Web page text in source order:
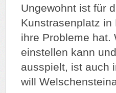
Ungewohnt ist für
Kunstrasenplatz
ihre Probleme hat.
einstellen kann
ausspielt, ist auch
will